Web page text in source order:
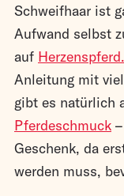
Schweifhaar ist
Aufwand selbst
auf
Anleitung mit
gibt es natürlich
Pferdeschmuck
Geschenk, da
werden muss,